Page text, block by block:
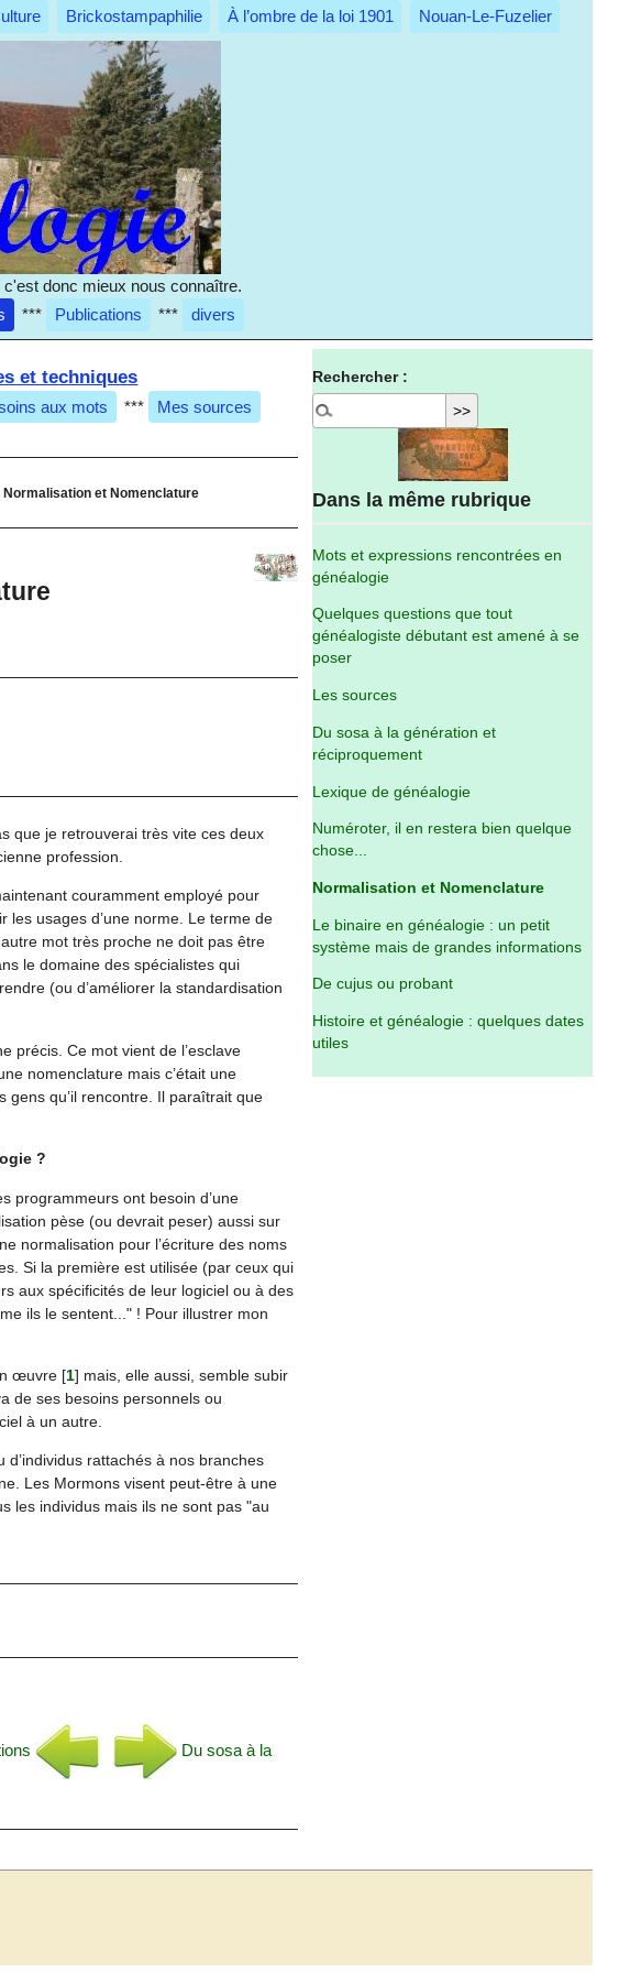
Brickostampaphilie À l’ombre de la loi 1901 Nouan-Le-Fuzelier
donc mieux nous connaître.
*** Publications *** divers
et techniques
aux mots *** Mes sources
Normalisation et Nomenclature
que je retrouverai très vite ces deux
profession.
couramment employé pour
les usages d’une norme. Le terme de
mot très proche ne doit pas être
le domaine des spécialistes qui
(ou d’améliorer la standardisation
précis. Ce mot vient de l’esclave
nomenclature mais c’était une
qu’il rencontre. Il paraîtrait que
?
programmeurs ont besoin d’une
pèse (ou devrait peser) aussi sur
normalisation pour l’écriture des noms
Si la première est utilisée (par ceux qui
aux spécificités de leur logiciel ou à des
ils le sentent..." ! Pour illustrer mon
œuvre[1] mais, elle aussi, semble subir
de ses besoins personnels ou
à un autre.
rattachés à nos branches
Les Mormons visent peut-être à une
les individus mais ils ne sont pas "au
Du sosa à la
Rechercher :
Dans la même rubrique
Mots et expressions rencontrées en
généalogie
Quelques questions que tout
généalogiste débutant est amené à se
poser
Les sources
Du sosa à la génération et
réciproquement
Lexique de généalogie
Numéroter, il en restera bien quelque
chose...
Normalisation et Nomenclature
Le binaire en généalogie : un petit
système mais de grandes informations
De cujus ou probant
Histoire et généalogie : quelques dates
utiles